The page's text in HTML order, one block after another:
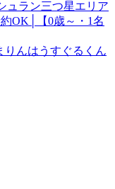
ュラン三つ星エリア
OK│【0歳～・1名
りんはうすぐるくん